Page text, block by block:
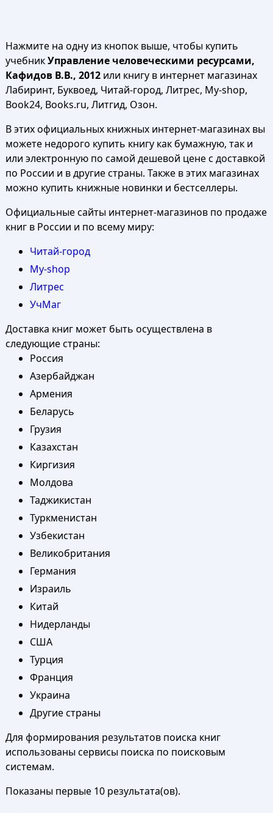
Нажмите на одну из кнопок выше, чтобы купить
учебникУправление человеческими ресурсами,
Кафидов В.В., 2012или книгу в интернет магазинах
Лабиринт, Буквоед, Читай-город, Литрес, My-shop,
Book24, Books.ru, Литгид, Озон.
В этих официальных книжных интернет-магазинах вы
можете недорого купить книгу как бумажную, так и
или электронную по самой дешевой цене с доставкой
по России и в другие страны. Также в этих магазинах
можно купить книжные новинки и бестселлеры.
Официальные сайты интернет-магазинов по продаже
книг в России и по всему миру:
Читай-город
My-shop
Литрес
УчМаг
Доставка книг может быть осуществлена в
следующие страны:
Россия
Азербайджан
Армения
Беларусь
Грузия
Казахстан
Киргизия
Молдова
Таджикистан
Туркменистан
Узбекистан
Великобритания
Германия
Израиль
Китай
Нидерланды
США
Турция
Франция
Украина
Другие страны
Для формирования результатов поиска книг
использованы сервисы поиска по поисковым
системам.
Показаны первые 10 результата(ов).